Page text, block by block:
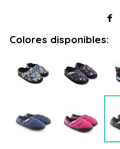
Colores disponibles: